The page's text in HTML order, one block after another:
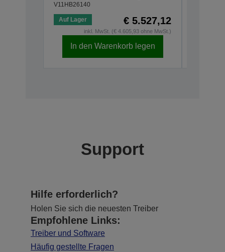
V11HB26140
Auf Lager € 5.527,12
inkl. MwSt. (€ 4.605,93 ohne MwSt.)
In den Warenkorb legen
Support
Hilfe erforderlich?
Holen Sie sich die neuesten Treiber
Empfohlene Links:
Treiber und Software
Häufig gestellte Fragen